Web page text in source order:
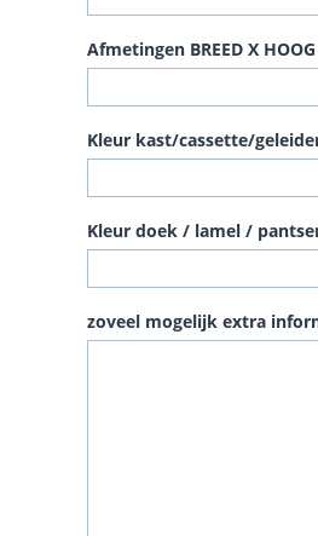
Afmetingen BREED X
Kleur kast/cassette/
Kleur doek / lamel /
zoveel mogelijk extra